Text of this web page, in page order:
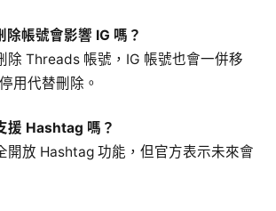
帳號會影響 IG 嗎？
除 Threads 帳號，IG 帳號也會一併移
用代替刪除。
援 Hashtag 嗎？
開放 Hashtag 功能，但官方表示未來會